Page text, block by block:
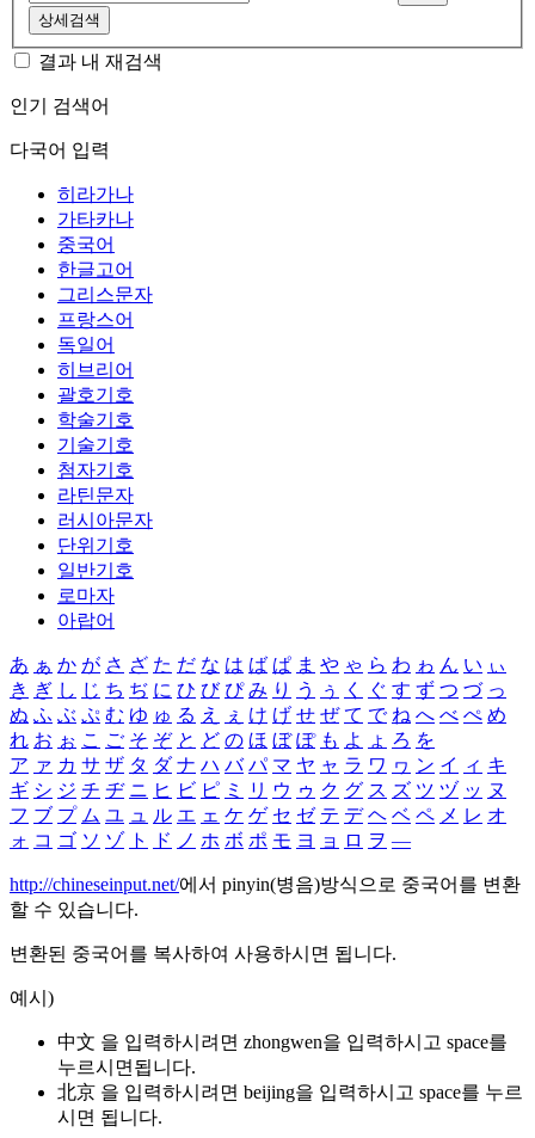
상세검색
결과 내 재검색
인기 검색어
다국어 입력
히라가나
가타카나
중국어
한글고어
그리스문자
프랑스어
독일어
히브리어
괄호기호
학술기호
기술기호
첨자기호
라틴문자
러시아문자
단위기호
일반기호
로마자
아랍어
あ ぁ か が さ ざ た だ な は ば ぱ ま や ゃ ら わ ゎ ん い ぃ
き ぎ し じ ち ぢ に ひ び ぴ み り う ぅ く ぐ す ず つ づ っ
ぬ ふ ぶ ぷ む ゆ ゅ る え ぇ け げ せ ぜ て で ね へ べ ぺ め
れ お ぉ こ ご そ ぞ と ど の ほ ぼ ぽ も よ ょ ろ を
ア ァ カ サ ザ タ ダ ナ ハ バ パ マ ヤ ャ ラ ワ ヮ ン イ ィ キ
ギ シ ジ チ ヂ ニ ヒ ビ ピ ミ リ ウ ゥ ク グ ス ズ ツ ヅ ッ ヌ
フ ブ プ ム ユ ュ ル エ ェ ケ ゲ セ ゼ テ デ ヘ ベ ペ メ レ オ
ォ コ ゴ ソ ゾ ト ド ノ ホ ボ ポ モ ヨ ョ ロ ヲ ―
http://chineseinput.net/에서 pinyin(병음)방식으로 중국어를 변환
할 수 있습니다.
변환된 중국어를 복사하여 사용하시면 됩니다.
예시)
中文 을 입력하시려면 zhongwen을 입력하시고 space를
누르시면됩니다.
北京 을 입력하시려면 beijing을 입력하시고 space를 누르
시면 됩니다.